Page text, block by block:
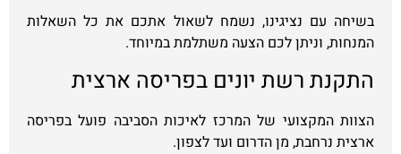
בשיחה עם נציגינו, נשמח לשאול אתכם את כל השאלות
המנחות, וניתן לכם הצעה משתלמת במיוחד.
התקנת רשת יונים בפריסה ארצית
הצוות המקצועי של המרכז לאיכות הסביבה פועל בפריסה
ארצית נרחבת, מן הדרום ועד לצפון.